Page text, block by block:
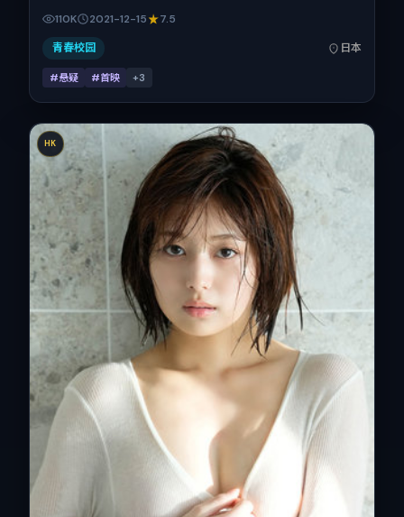
疑，主拍摄地与出品背景为日本。上映时间 2021年12月15日
（公映登记日 2021-12-15），全片161分钟，节奏张弛有度。
110K 2021-12-15 7.5
青春校园 日本
#悬疑 #首映 +3
HK